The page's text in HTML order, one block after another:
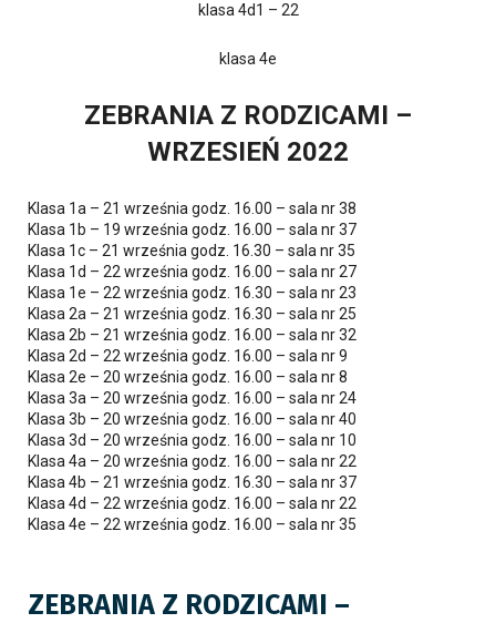
klasa 4d1 – 22
klasa 4e
ZEBRANIA Z RODZICAMI –
WRZESIEŃ 2022
Klasa 1a – 21 września godz. 16.00 – sala nr 38
Klasa 1b – 19 września godz. 16.00 – sala nr 37
Klasa 1c – 21 września godz. 16.30 – sala nr 35
Klasa 1d – 22 września godz. 16.00 – sala nr 27
Klasa 1e – 22 września godz. 16.30 – sala nr 23
Klasa 2a – 21 września godz. 16.30 – sala nr 25
Klasa 2b – 21 września godz. 16.00 – sala nr 32
Klasa 2d – 22 września godz. 16.00 – sala nr 9
Klasa 2e – 20 września godz. 16.00 – sala nr 8
Klasa 3a – 20 września godz. 16.00 – sala nr 24
Klasa 3b – 20 września godz. 16.00 – sala nr 40
Klasa 3d – 20 września godz. 16.00 – sala nr 10
Klasa 4a – 20 września godz. 16.00 – sala nr 22
Klasa 4b – 21 września godz. 16.30 – sala nr 37
Klasa 4d – 22 września godz. 16.00 – sala nr 22
Klasa 4e – 22 września godz. 16.00 – sala nr 35
ZEBRANIA Z RODZICAMI –